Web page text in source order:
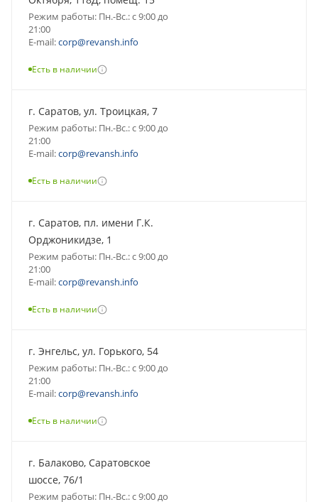
Режим работы: Пн.-Вс.: с 9:00 до
21:00
E-mail:corp@revansh.info
Есть в наличии
г. Саратов, ул. Троицкая, 7
Режим работы: Пн.-Вс.: с 9:00 до
21:00
E-mail:corp@revansh.info
Есть в наличии
г. Саратов, пл. имени Г.К.
Орджоникидзе, 1
Режим работы: Пн.-Вс.: с 9:00 до
21:00
E-mail:corp@revansh.info
Есть в наличии
г. Энгельс, ул. Горького, 54
Режим работы: Пн.-Вс.: с 9:00 до
21:00
E-mail:corp@revansh.info
Есть в наличии
г. Балаково, Саратовское
шоссе, 76/1
Режим работы: Пн.-Вс.: с 9:00 до